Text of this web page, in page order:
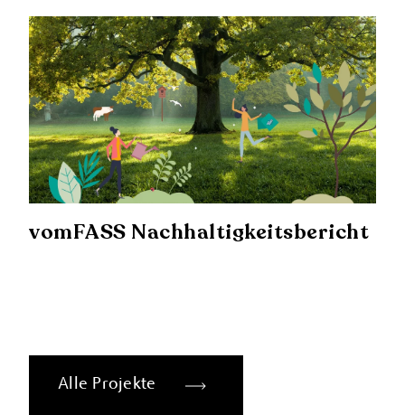
vomFASS Nachhaltigkeitsbericht
Alle Projekte